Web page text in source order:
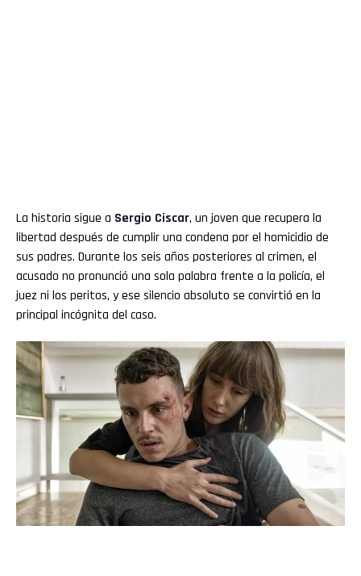
La historia sigue a Sergio Ciscar, un joven que recupera la
libertad después de cumplir una condena por el homicidio de
sus padres. Durante los seis años posteriores al crimen, el
acusado no pronunció una sola palabra frente a la policía, el
juez ni los peritos, y ese silencio absoluto se convirtió en la
principal incógnita del caso.